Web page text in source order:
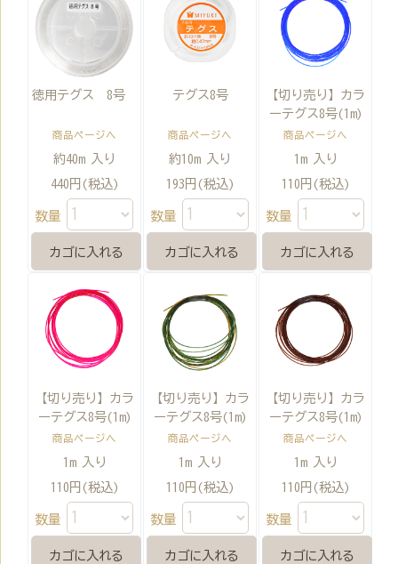
徳用テグス 8号
商品ページへ
約40m 入り
440円(税込)
数量
テグス8号
商品ページへ
約10m 入り
193円(税込)
数量
【切り売り】カラ
ーテグス8号(1m)
商品ページへ
1m 入り
110円(税込)
数量
【切り売り】カラ
ーテグス8号(1m)
商品ページへ
1m 入り
110円(税込)
数量
【切り売り】カラ
ーテグス8号(1m)
商品ページへ
1m 入り
110円(税込)
数量
【切り売り】カラ
ーテグス8号(1m)
商品ページへ
1m 入り
110円(税込)
数量